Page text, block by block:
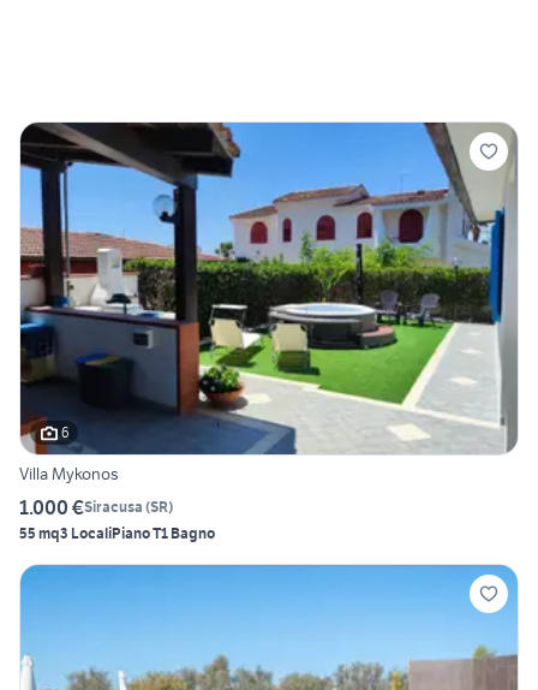
6
Villa Mykonos
1.000 €Siracusa (SR)
55 mq3 LocaliPiano T1 Bagno